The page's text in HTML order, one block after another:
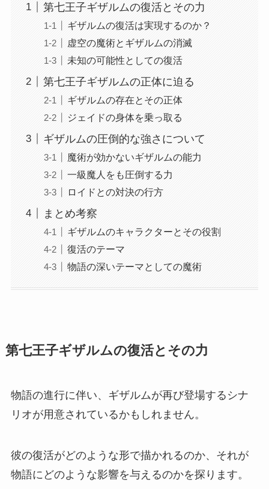
第七王子ギザルムの復活とその力
ギザルムの復活は実現するのか？
虚空の魔術とギザルムの消滅
未知の可能性としての復活
第七王子ギザルムの正体に迫る
ギザルムの存在とその正体
ジェイドの身体を乗っ取る
ギザルムの圧倒的な強さについて
魔術が効かないギザルムの能力
一級魔人をも圧倒する力
ロイドとの対決の行方
まとめ考察
ギザルムのキャラクターとその役割
復活のテーマ
物語の深いテーマとしての魔術
第七王子ギザルムの復活とその力
物語の進行に伴い、ギザルムが再び登場するシナ
リオが用意されているかもしれません。
彼の復活がどのような形で描かれるのか、それが
物語にどのような影響を与えるのかを探ります。